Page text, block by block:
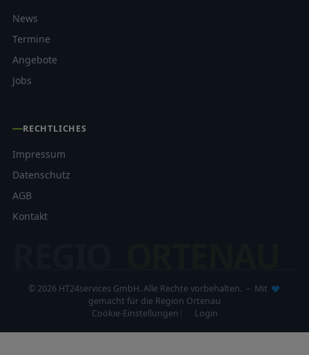
News
Termine
Angebote
Jobs
RECHTLICHES
Impressum
Datenschutz
AGB
Kontakt
© 2026 HT24services GmbH. Alle Rechte vorbehalten. – Mit
gemacht für die Region Ortenau
Cookie-Einstellungen
Login